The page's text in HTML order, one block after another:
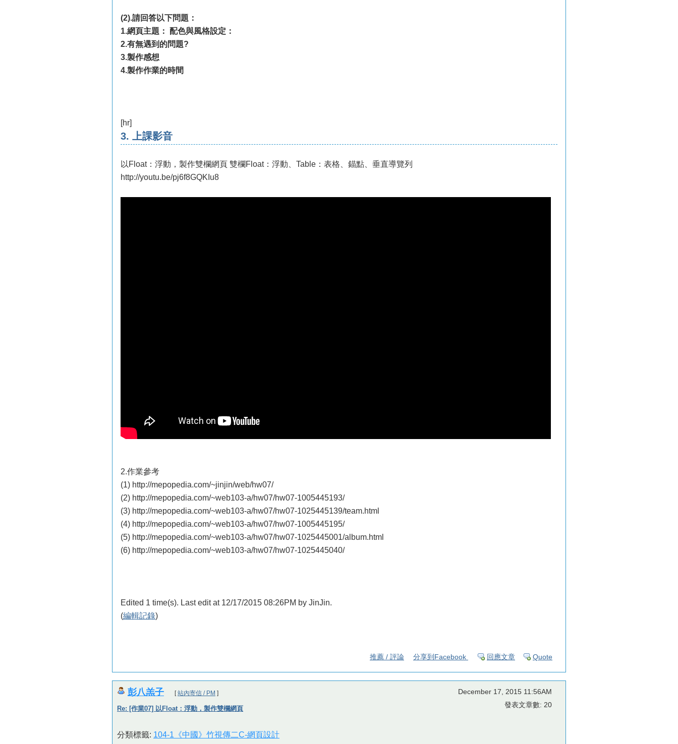
(2).請回答以下問題：
1.網頁主題： 配色與風格設定：
2.有無遇到的問題?
3.製作感想
4.製作作業的時間
[hr]
3. 上課影音
以Float：浮動，製作雙欄網頁 雙欄Float：浮動、Table：表格、錨點、垂直導覽列
http://youtu.be/pj6f8GQKIu8
2.作業參考
(1) http://mepopedia.com/~jinjin/web/hw07/
(2) http://mepopedia.com/~web103-a/hw07/hw07-1005445193/
(3) http://mepopedia.com/~web103-a/hw07/hw07-1025445139/team.html
(4) http://mepopedia.com/~web103-a/hw07/hw07-1005445195/
(5) http://mepopedia.com/~web103-a/hw07/hw07-1025445001/album.html
(6) http://mepopedia.com/~web103-a/hw07/hw07-1025445040/
Edited 1 time(s). Last edit at 12/17/2015 08:26PM by JinJin.
(編輯記錄)
推薦 / 評論 分享到Facebook 回應文章 Quote
彭八羔子 [站內寄信 / PM ]
Re: [作業07] 以Float：浮動，製作雙欄網頁
分類標籤: 104-1《中國》竹視傳二C-網頁設計
December 17, 2015 11:56AM
發表文章數: 20